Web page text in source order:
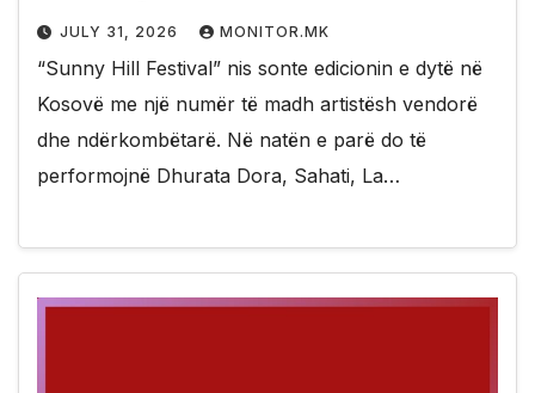
JULY 31, 2026 MONITOR.MK
“Sunny Hill Festival” nis sonte edicionin e dytë në
Kosovë me një numër të madh artistësh vendorë
dhe ndërkombëtarë. Në natën e parë do të
performojnë Dhurata Dora, Sahati, La…